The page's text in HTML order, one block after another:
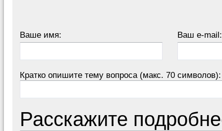
Ваше имя: Ваш e-mail:
Кратко опишите тему вопроса (макс. 70 символов):
Расскажите